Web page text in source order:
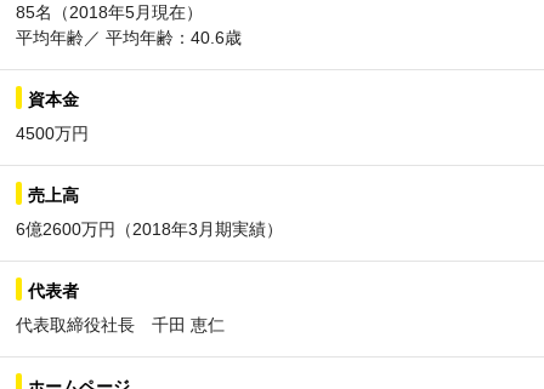
85名（2018年5月現在）
平均年齢／ 平均年齢：40.6歳
資本金
4500万円
売上高
6億2600万円（2018年3月期実績）
代表者
代表取締役社長 千田 恵仁